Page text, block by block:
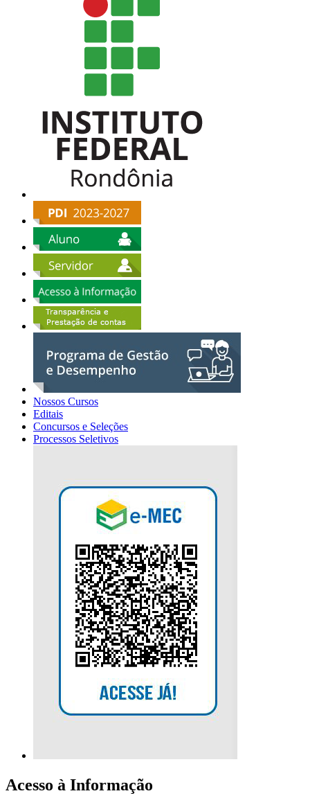
Nossos Cursos
Editais
Concursos e Seleções
Processos Seletivos
Acesso à Informação